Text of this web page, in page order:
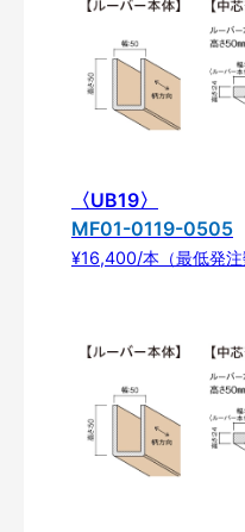
〈UB19〉
MF01-0119-0505
¥16,400/本（最低発注